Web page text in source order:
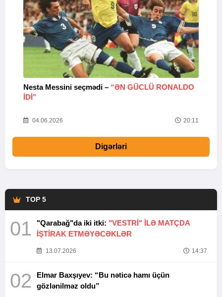
Nesta Messini seçmədi – “ƏN GÜCLÜ RONALDO
IDI”
04.06.2026 20:11
Digərləri
TOP 5
01 "Qarabağ"da iki itki: "VESTRİ" İLƏ MATÇDA
İŞTİRAK ETMƏYƏCƏKLƏR
13.07.2026 14:37
02
Elmar Baxşıyev: “Bu nəticə hamı üçün
gözlənilməz oldu”